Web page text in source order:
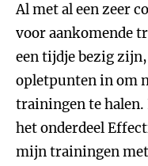
Al met al een zeer
voor aankomende
een tijdje bezig
opletpunten in om
trainingen te halen.
het onderdeel
mijn trainingen